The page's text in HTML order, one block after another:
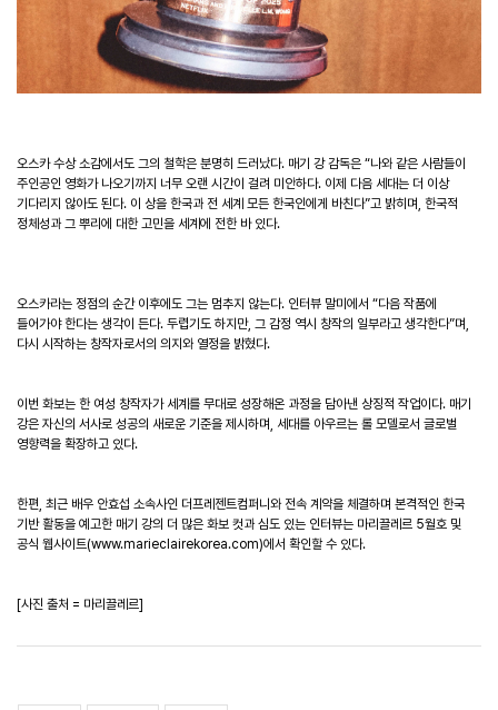
오스카 수상 소감에서도 그의 철학은 분명히 드러났다. 매기 강 감독은 “나와 같은 사람들이
주인공인 영화가 나오기까지 너무 오랜 시간이 걸려 미안하다. 이제 다음 세대는 더 이상
기다리지 않아도 된다. 이 상을 한국과 전 세계 모든 한국인에게 바친다”고 밝히며
한국적
정체성과 그 뿌리에 대한 고민을 세계에 전한 바 있다.
오스카라는 정점의 순간 이후에도 그는 멈추지 않는다. 인터뷰 말미에서 “다음 작품에
들어가야 한다는 생각이 든다. 두렵기도 하지만, 그 감정 역시 창작의 일부라고 생각한다”며
다시 시작하는 창작자로서의 의지와 열정을 밝혔다.
이번 화보는 한 여성 창작자가 세계를 무대로 성장해온 과정을 담아낸 상징적 작업이다. 매기
강은 자신의 서사로 성공의 새로운 기준을 제시하며
세대를 아우르는 롤 모델로서 글로벌
영향력을 확장하고 있다.
한편 최근 배우 안효섭 소속사인 더프레젠트컴퍼니와 전속 계약을 체결하며 본격적인 한국
기반 활동을 예고한 매기 강의 더 많은 화보 컷과 심도 있는 인터뷰는 마리끌레르 5월호 및
공식 웹사이트(www.marieclairekorea.com)에서 확인할 수 있다.
[사진 출처 = 마리끌레르]